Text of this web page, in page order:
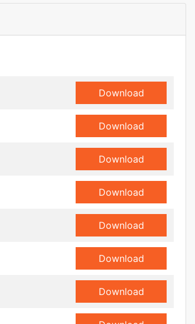
Download
Download
Download
Download
Download
Download
Download